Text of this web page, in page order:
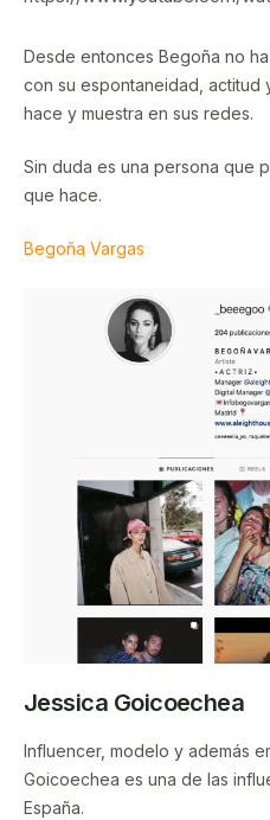
Desde entonces Begoña no
con su espontaneidad, actitud
hace y muestra en sus redes.
Sin duda es una persona que
que hace.
Begoña Vargas
Jessica Goicoechea
Influencer, modelo y además
Goicoechea es una de las
España.